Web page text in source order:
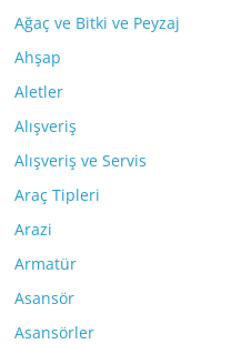
Ağaç ve Bitki ve Peyzaj
Ahşap
Aletler
Alışveriş
Alışveriş ve Servis
Araç Tipleri
Arazi
Armatür
Asansör
Asansörler